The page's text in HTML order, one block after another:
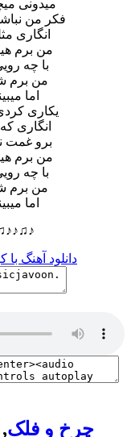
میدونی
فکر من
انگاری
من برم
با چه
من برم
اما
یکاری
انگاری
برو غمت
من برم
با چه
من برم
اما
دانلود آهنگ با
چرخ و فلک,